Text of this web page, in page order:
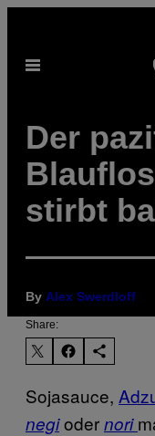
content
Open
Der
stirbt
By Alex Swerdloff
Share:
Sojasauce,
negiodernori